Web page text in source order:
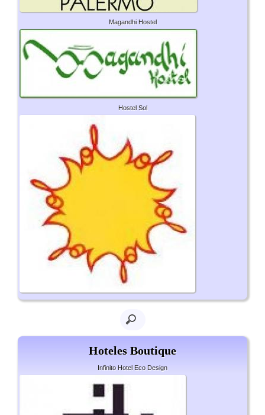
Magandhi Hostel
Hostel Sol
Hoteles Boutique
Infinito Hotel Eco Design